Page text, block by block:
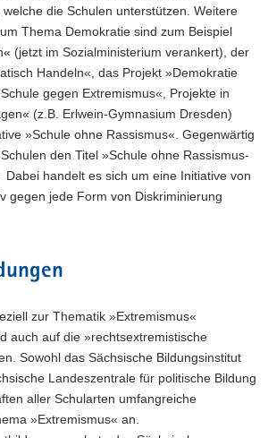
die Schulen unterstützen. Weitere
Thema Demokratie sind zum Beispiel
(jetzt im Sozialministerium verankert), der
Handeln«, das Projekt »Demokratie
gegen Extremismus«, Projekte in
(z.B. Erlwein-Gymnasium Dresden)
»Schule ohne Rassismus«. Gegenwärtig
den Titel »Schule ohne Rassismus-
handelt es sich um eine Initiative von
gegen jede Form von Diskriminierung
zur Thematik »Extremismus«
auch auf die »rechtsextremistische
Sowohl das Sächsische Bildungsinstitut
Landeszentrale für politische Bildung
aller Schularten umfangreiche
»Extremismus« an.